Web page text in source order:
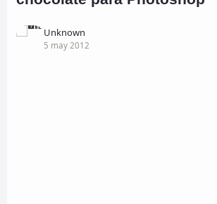
Unknown
5 may 2012